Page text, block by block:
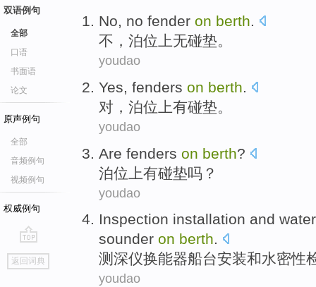
双语例句
全部
口语
书面语
论文
原声例句
全部
音频例句
视频例句
权威例句
go
top
返回词典
No, no fender on berth.
不 ， 泊位 上无碰垫。
youdao
Yes, fenders on berth.
对 ， 泊位 上有碰垫。
youdao
Are fenders on berth?
泊位 上有碰垫吗？
youdao
Inspection installation and
sounder on berth.
测深仪换能器船台安装和水密性
youdao